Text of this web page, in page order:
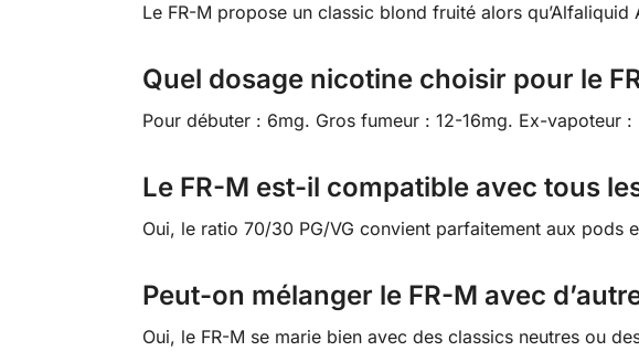
Le FR-M propose un classic blond fruité alors
Quel dosage nicotine choisir pour le
Pour débuter : 6mg. Gros fumeur : 12-16mg. Ex-vapoteur
Le FR-M est-il compatible avec tous
Oui, le ratio 70/30 PG/VG convient parfaitement aux pods
Peut-on mélanger le FR-M avec
Oui, le FR-M se marie bien avec des classics neutres ou